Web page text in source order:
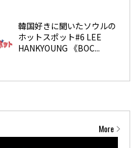
韓国好きに聞いたソウルの
ホットスポット#6 LEE
HANKYOUNG 《BOC...
More